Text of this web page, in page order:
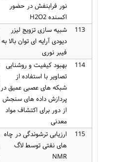
نور فرابنفش در حضور
اکسنده H2O2
113
شبیه سازی تزویج لیزر
دیودی آرایه ای توان بالا به
فیبر نوری
114
بهبود کیفیت و روشنایی
تصاویر با استفاده از
شبکه های عصبی عمیق در
پردازش داده های سنجش
از دور برای اکتشاف مواد
معدنی
115
ارزیابی ترشوندگی در چاه
های نفتی توسط لاگ
NMR